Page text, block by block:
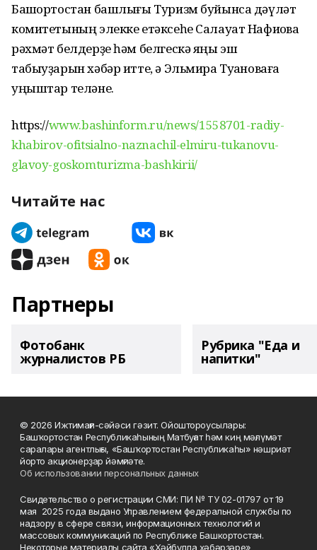
Башҡортостан башлығы Туризм буйынса дәүләт
комитетының элекке етәксеһе Салауат Нафиҡовҡа
рәхмәт белдерҙе һәм белгескә яңы эш
табыуҙарын хәбәр итте, ә Эльмира Туҡановаға
уңыштар теләне.
https://www.bashinform.ru/news/1558701-radiy-
khabirov-ofitsialno-naznachil-elmiru-tukanovu-
glavoy-goskomturizma-bashkirii/
Читайте нас
Партнеры
Фотобанк
журналистов РБ
Рубрика "Еда и
напитки"
© 2026 Ижтимағи-сәйәси гәзит. Ойоштороусылары:
Башҡортостан Республикаһының Матбуғат һәм киң мәғлүмәт
саралары агентлығы, «Башҡортостан Республикаһы» нәшриәт
йорто акционерҙар йәмғиәте.
Об использовании персональных данных
Свидетельство о регистрации СМИ: ПИ № ТУ 02-01797 от 19
мая 2025 года выдано Управлением федеральной службы по
надзору в сфере связи, информационных технологий и
массовых коммуникаций по Республике Башкортостан.
Некоторые материалы сайта «Хәйбулла хәбәрҙәре»